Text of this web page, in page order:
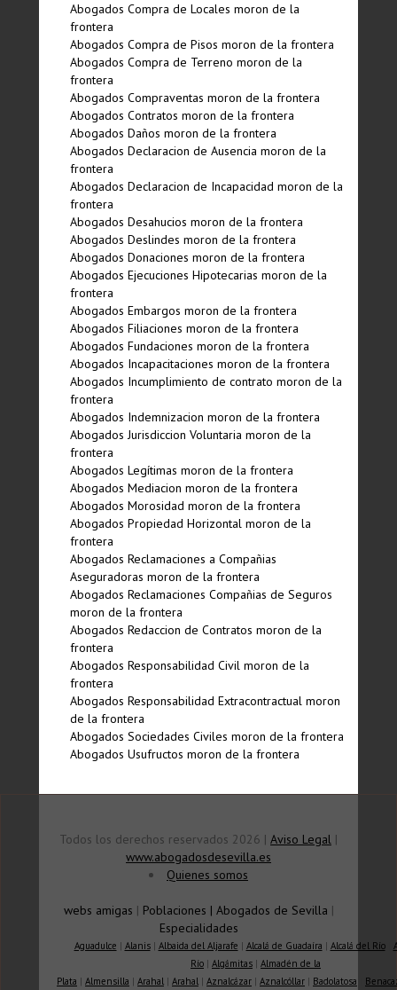
Abogados Compra de Locales moron de la
frontera
Abogados Compra de Pisos moron de la frontera
Abogados Compra de Terreno moron de la
frontera
Abogados Compraventas moron de la frontera
Abogados Contratos moron de la frontera
Abogados Daños moron de la frontera
Abogados Declaracion de Ausencia moron de la
frontera
Abogados Declaracion de Incapacidad moron de la
frontera
Abogados Desahucios moron de la frontera
Abogados Deslindes moron de la frontera
Abogados Donaciones moron de la frontera
Abogados Ejecuciones Hipotecarias moron de la
frontera
Abogados Embargos moron de la frontera
Abogados Filiaciones moron de la frontera
Abogados Fundaciones moron de la frontera
Abogados Incapacitaciones moron de la frontera
Abogados Incumplimiento de contrato moron de la
frontera
Abogados Indemnizacion moron de la frontera
Abogados Jurisdiccion Voluntaria moron de la
frontera
Abogados Legí­timas moron de la frontera
Abogados Mediacion moron de la frontera
Abogados Morosidad moron de la frontera
Abogados Propiedad Horizontal moron de la
frontera
Abogados Reclamaciones a Compañias
Aseguradoras moron de la frontera
Abogados Reclamaciones Compañias de Seguros
moron de la frontera
Abogados Redaccion de Contratos moron de la
frontera
Abogados Responsabilidad Civil moron de la
frontera
Abogados Responsabilidad Extracontractual moron
de la frontera
Abogados Sociedades Civiles moron de la frontera
Abogados Usufructos moron de la frontera
Todos los derechos reservados 2026 | Aviso Legal |
www.abogadosdesevilla.es
Quienes somos
webs amigas | Poblaciones | Abogados de Sevilla |
Especialidades
Aguadulce | Alanis| Albaida del Aljarafe | Alcalá de Guadaíra | Alcalá del Río|
Río | Algámitas | Almadén de la
Plata | Almensilla | Arahal | Arahal | Aznalcázar | Aznalcóllar | Badolatosa